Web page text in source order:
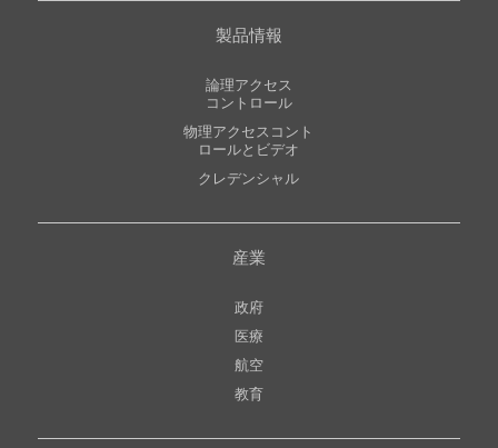
製品情報
論理アクセス
コントロール
物理アクセスコント
ロールとビデオ
クレデンシャル
産業
政府
医療
航空
教育